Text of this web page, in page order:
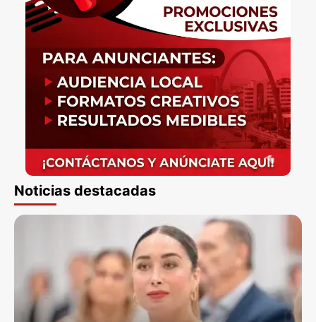
Noticias destacadas